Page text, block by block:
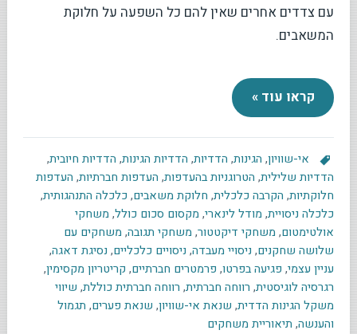
עם צדדים אחרים שאין להם כל השפעה על חלוקת
המשאבים.
קראו עוד »
אי-שוויון, הגינות, הדדיות, הדדיות הגינות, הדדיות חיובית,
הדדיות שלילית, הטרוגניות בהעדפות, העדפות חברתיות, העדפות
חלוקתיות, הקרבה כלכלית, חלוקת משאבים, כלכלה התנהגותית,
כלכלה ניסויית, מודל לינארי, מקסום סכום כולל, משחקי
אולטימטום, משחקי דיקטטור, משחקי תגובה, משחקים עם
שלושה שחקנים, ניסויי מעבדה, ניסויים כלכליים, נסיגת דאגה,
עניין עצמי, פגיעה בפרטו, פרמטרים חברתיים, קריטריון מקסימין,
רגרסיה לוגיסטית, רווחה חברתית, רווחה חברתית כוללת, שיווי
משקל הגינות הדדית, שנאת אי-שוויון, שנאת פערים, תגמול
והענשה, תיאוריית משחקים